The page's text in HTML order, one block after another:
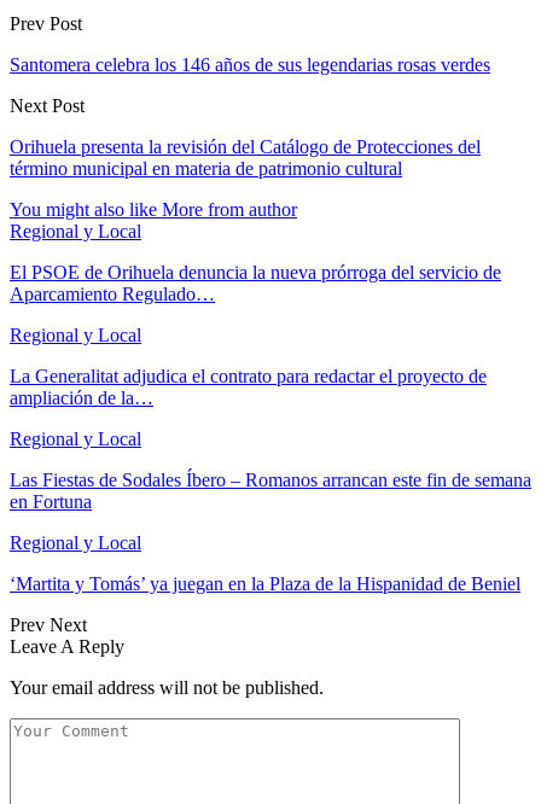
Prev Post
Santomera celebra los 146 años de sus legendarias rosas verdes
Next Post
Orihuela presenta la revisión del Catálogo de Protecciones del
término municipal en materia de patrimonio cultural
You might also like More from author
Regional y Local
El PSOE de Orihuela denuncia la nueva prórroga del servicio de
Aparcamiento Regulado…
Regional y Local
La Generalitat adjudica el contrato para redactar el proyecto de
ampliación de la…
Regional y Local
Las Fiestas de Sodales Íbero – Romanos arrancan este fin de semana
en Fortuna
Regional y Local
‘Martita y Tomás’ ya juegan en la Plaza de la Hispanidad de Beniel
Prev Next
Leave A Reply
Your email address will not be published.